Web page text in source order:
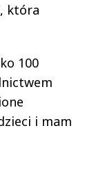
która
100
i mam